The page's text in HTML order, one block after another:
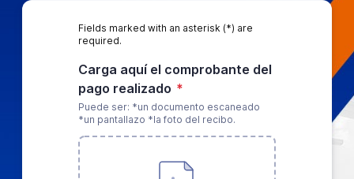
Fields marked with an asterisk (*) are
required.
Carga aquí el comprobante del
pago realizado *
Puede ser: *un documento escaneado
*un pantallazo *la foto del recibo.